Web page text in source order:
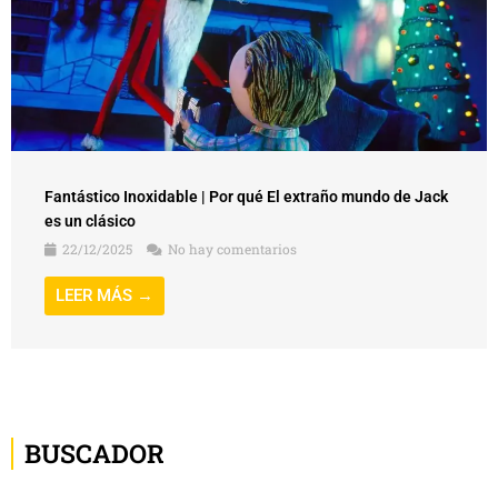
Fantástico Inoxidable | Por qué El extraño mundo de Jack
es un clásico
22/12/2025
No hay comentarios
LEER MÁS →
BUSCADOR